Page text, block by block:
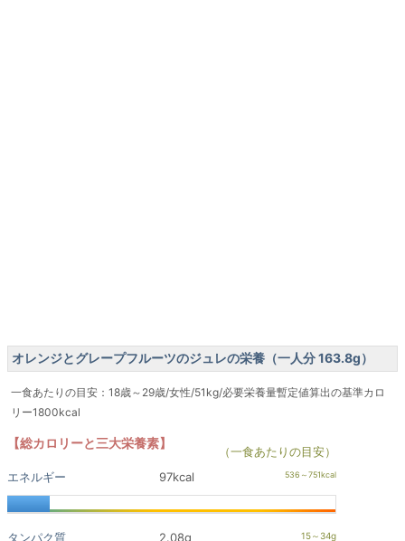
オレンジとグレープフルーツのジュレの栄養（一人分 163.8g）
一食あたりの目安：18歳～29歳/女性/51kg/必要栄養量暫定値算出の基準カロ
リー1800kcal
【総カロリーと三大栄養素】
（一食あたりの目安）
エネルギー
97kcal
タンパク質 2.08g